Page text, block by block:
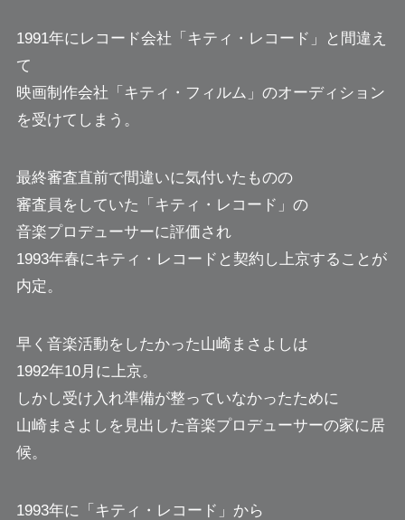
1991年にレコード会社「キティ・レコード」と間違え
て
映画制作会社「キティ・フィルム」のオーディション
を受けてしまう。
最終審査直前で間違いに気付いたものの
審査員をしていた「キティ・レコード」の
音楽プロデューサーに評価され
1993年春にキティ・レコードと契約し上京することが
内定。
早く音楽活動をしたかった山崎まさよしは
1992年10月に上京。
しかし受け入れ準備が整っていなかったために
山崎まさよしを見出した音楽プロデューサーの家に居
候。
1993年に「キティ・レコード」から